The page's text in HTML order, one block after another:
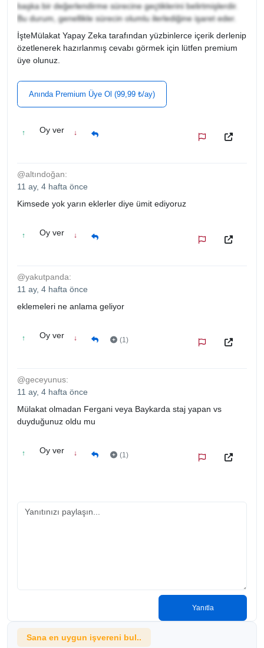
başka bir değerlendirme sürecine geçtiklerini belirtmişlerdir.
Bu durum, genellikle sürecin olumlu ilerlediğine işaret eder.
İşteMülakat Yapay Zeka tarafından yüzbinlerce içerik derlenip
özetlenerek hazırlanmış cevabı görmek için lütfen premium
üye olunuz.
Anında Premium Üye Ol (99,99 ₺/ay)
↑ Oy ver ↓
@altındoğan:
11 ay, 4 hafta önce
Kimsede yok yarın eklerler diye ümit ediyoruz
↑ Oy ver ↓
@yakutpanda:
11 ay, 4 hafta önce
eklemeleri ne anlama geliyor
↑ Oy ver ↓ (1)
@geceyunus:
11 ay, 4 hafta önce
Mülakat olmadan Fergani veya Baykarda staj yapan vs
duyduğunuz oldu mu
↑ Oy ver ↓ (1)
Yanıtla
Sana en uygun işvereni bul..